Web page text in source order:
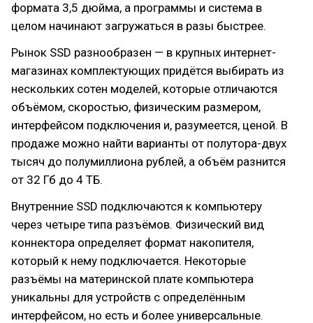
формата 3,5 дюйма, а программы и система в
целом начинают загружаться в разы быстрее.
Рынок SSD разнообразен — в крупных интернет-
магазинах комплектующих придётся выбирать из
нескольких сотен моделей, которые отличаются
объёмом, скоростью, физическим размером,
интерфейсом подключения и, разумеется, ценой. В
продаже можно найти варианты от полутора-двух
тысяч до полумиллиона рублей, а объём разнится
от 32 Гб до 4 ТБ.
Внутренние SSD подключаются к компьютеру
через четыре типа разъёмов. Физический вид
коннектора определяет формат накопителя,
который к нему подключается. Некоторые
разъёмы на материнской плате компьютера
уникальны для устройств с определённым
интерфейсом, но есть и более универсальные.